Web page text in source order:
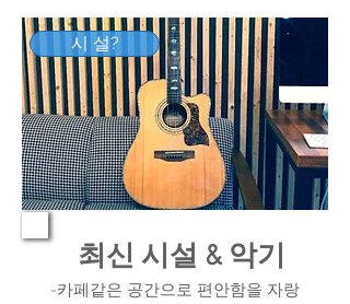
시 설?
최신 시설 & 악기
-카페같은 공간으로 편안함을 자랑